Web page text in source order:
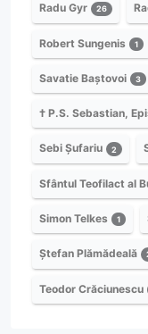
Radu Gyr 26
Robert Sungenis 1
Savatie Baștovoi 3
† P.S. Sebastian,
Sebi Șufariu 2
Sfântul Teofilact al
Simon Telkes 1
Ștefan Plămădeală
Teodor Crăciunescu